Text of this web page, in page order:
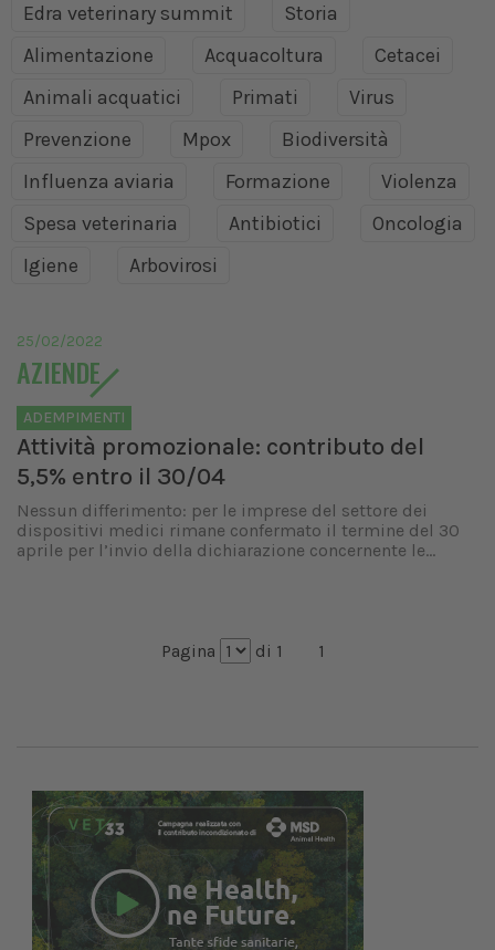
Edra veterinary summit
Storia
Alimentazione
Acquacoltura
Cetacei
Animali acquatici
Primati
Virus
Prevenzione
Mpox
Biodiversità
Influenza aviaria
Formazione
Violenza
Spesa veterinaria
Antibiotici
Oncologia
Igiene
Arbovirosi
25/02/2022
AZIENDE
ADEMPIMENTI
Attività promozionale: contributo del
5,5% entro il 30/04
Nessun differimento: per le imprese del settore dei
dispositivi medici rimane confermato il termine del 30
aprile per l’invio della dichiarazione concernente le...
Pagina di 1 1